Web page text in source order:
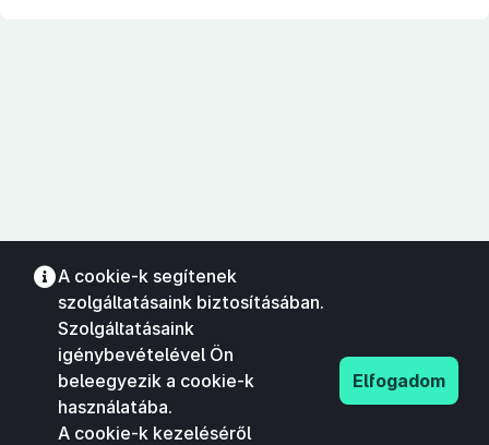
A cookie-k segítenek
szolgáltatásaink biztosításában.
Szolgáltatásaink
igénybevételével Ön
beleegyezik a cookie-k
használatába.
A cookie-k kezeléséről
Elfogadom